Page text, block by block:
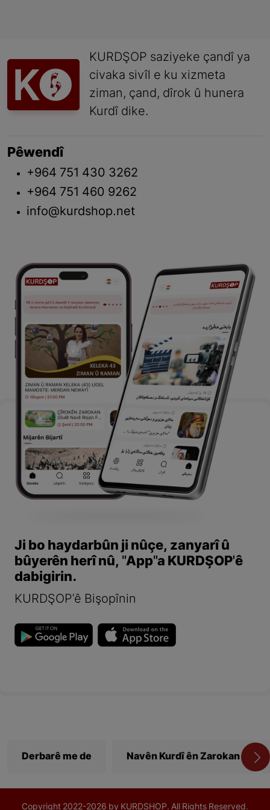
KURDŞOP saziyeke çandî ya
civaka sivîl e ku xizmeta
ziman, çand, dîrok û hunera
Kurdî dike.
Pêwendî
+964 751 430 3262
+964 751 460 9262
info@kurdshop.net
Ji bo haydarbûn ji nûçe, zanyarî û
bûyerên herî nû, "App"a KURDŞOP'ê
dabigirin.
KURDŞOP'ê Bişopînin
Derbarê me de Navên Kurdî ên Zarokan
Copyright 2022-2026 by KURDSHOP. All Rights Reserved.